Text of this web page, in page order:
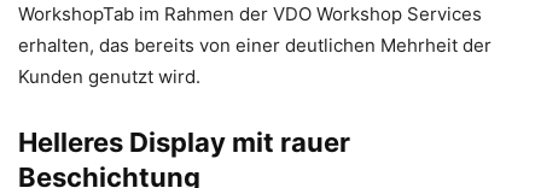
WorkshopTab im Rahmen der VDO Workshop Services
erhalten, das bereits von einer deutlichen Mehrheit der
Kunden genutzt wird.
Helleres Display mit rauer
Beschichtung